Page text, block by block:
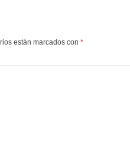
están marcados con *